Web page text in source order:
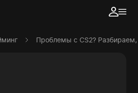
Проблемы с CS2?